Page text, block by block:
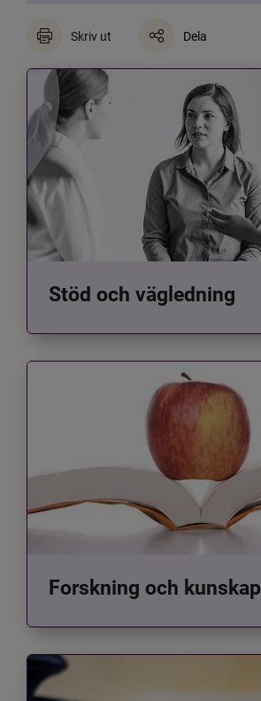
Skriv ut Dela
Stöd och vägledning
Forskning och kunskap